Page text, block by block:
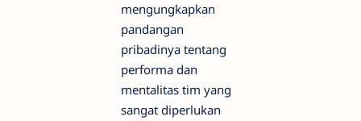
mengungkapkan
pandangan
pribadinya tentang
performa dan
mentalitas tim yang
sangat diperlukan